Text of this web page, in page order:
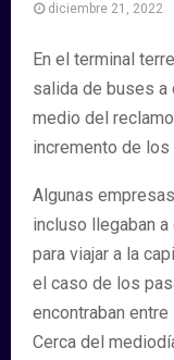
diciembre 21, 2022
En el terminal
salida de buses a
medio del
incremento de
Algunas
incluso llegaban
para viajar a la
el caso de los
encontraban
Cerca del